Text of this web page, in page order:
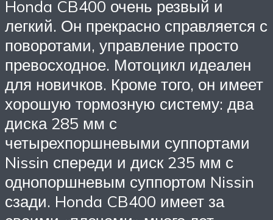
Honda CB400 очень резвый и
легкий. Он прекрасно справляется с
поворотами, управление просто
превосходное. Мотоцикл идеален
для новичков. Кроме того, он имеет
хорошую тормозную систему: два
диска 285 мм с
четырехпоршневыми суппортами
Nissin спереди и диск 235 мм с
однопоршневым суппортом Nissin
сзади. Honda CB400 имеет за